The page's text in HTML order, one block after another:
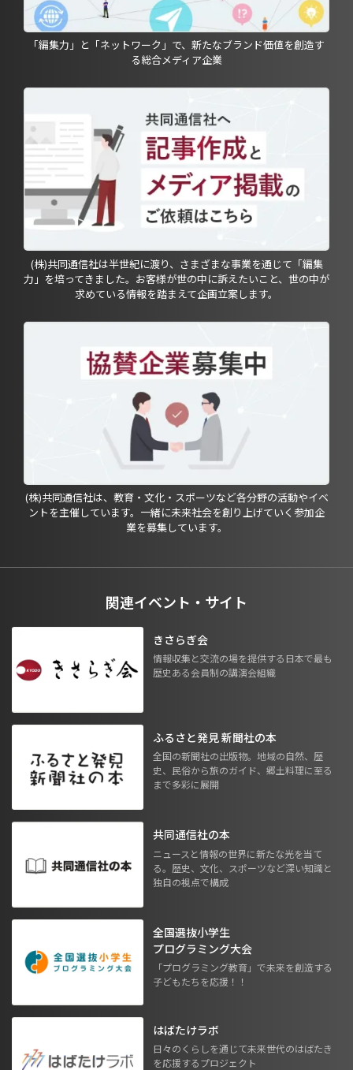
「編集力」と「ネットワーク」で、新たなブランド価値を創造す
る総合メディア企業
(株)共同通信社は半世紀に渡り、さまざまな事業を通じて「編集
力」を培ってきました。お客様が世の中に訴えたいこと、世の中が
求めている情報を踏まえて企画立案します。
(株)共同通信社は、教育・文化・スポーツなど各分野の活動やイベ
ントを主催しています。一緒に未来社会を創り上げていく参加企
業を募集しています。
関連イベント・サイト
きさらぎ会
情報収集と交流の場を提供する日本で最も
歴史ある会員制の講演会組織
ふるさと発見 新聞社の本
全国の新聞社の出版物。地域の自然、歴
史、民俗から旅のガイド、郷土料理に至る
まで多彩に展開
共同通信社の本
ニュースと情報の世界に新たな光を当て
る。歴史、文化、スポーツなど深い知識と
独自の視点で構成
全国選抜小学生
プログラミング大会
「プログラミング教育」で未来を創造する
子どもたちを応援！！
はばたけラボ
日々のくらしを通じて未来世代のはばたき
を応援するプロジェクト